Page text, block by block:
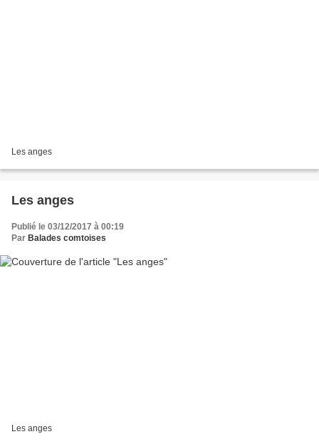
Les anges
Les anges
Publié le 03/12/2017 à 00:19
Par Balades comtoises
Les anges